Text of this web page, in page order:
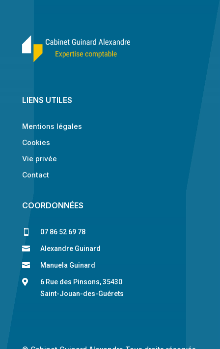
LIENS UTILES
Mentions légales
Cookies
Vie privée
Contact
COORDONNÉES
 07 86 52 69 78
 Alexandre Guinard
 Manuela Guinard

6 Rue des Pinsons, 35430
Saint-Jouan-des-Guérets